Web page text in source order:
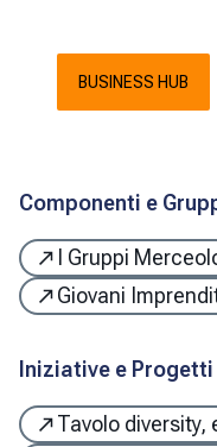
BUSINESS HUB
Componenti e
I Gruppi
Giovani
Iniziative e Progetti
Tavolo diversity,